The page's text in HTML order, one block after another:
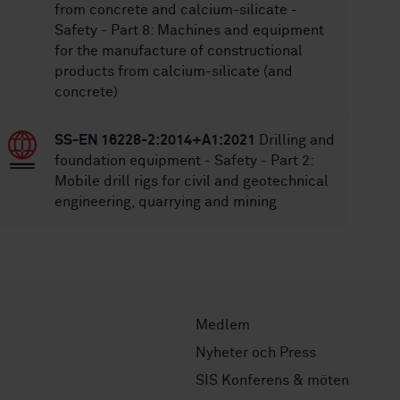
from concrete and calcium-silicate -
Safety - Part 8: Machines and equipment
for the manufacture of constructional
products from calcium-silicate (and
concrete)
SS-EN 16228-2:2014+A1:2021
Drilling and
foundation equipment - Safety - Part 2:
Mobile drill rigs for civil and geotechnical
engineering, quarrying and mining
Medlem
Nyheter och Press
SIS Konferens & möten